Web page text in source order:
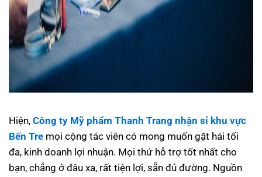
Hiện, Công ty Mỹ phẩm Thanh Trang nhận sỉ khu vực
Bến Tre mọi cộng tác viên có mong muốn gặt hái tối
đa, kinh doanh lợi nhuận. Mọi thứ hỗ trợ tốt nhất cho
bạn, chẳng ở đâu xa, rất tiện lợi, sẵn đủ đường. Nguồn